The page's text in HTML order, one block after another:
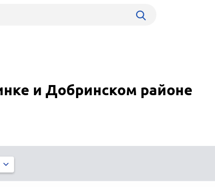
и Добринском районе